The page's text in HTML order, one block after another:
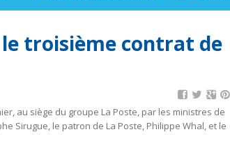
le troisième contrat de
au siège du groupe La Poste, par les ministres de
Sirugue, le patron de La Poste, Philippe Whal, et le